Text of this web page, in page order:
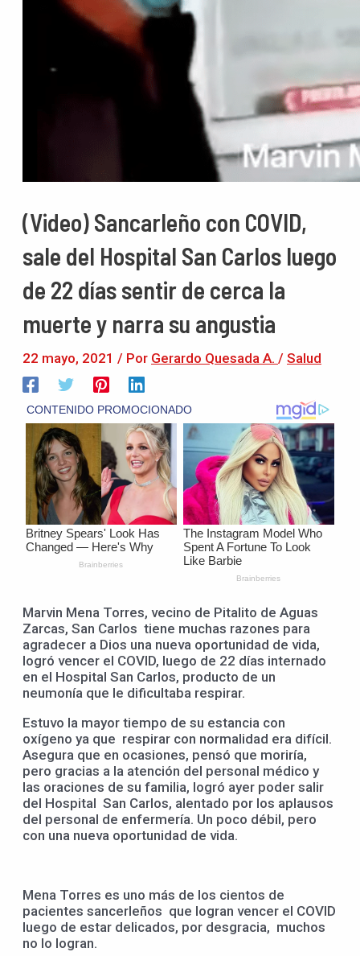
(Video) Sancarleño con COVID,
sale del Hospital San Carlos luego
de 22 días sentir de cerca la
muerte y narra su angustia
22 mayo, 2021 / Por Gerardo Quesada A. / Salud
Marvin Mena Torres, vecino de Pitalito de Aguas
Zarcas, San Carlos tiene muchas razones para
agradecer a Dios una nueva oportunidad de vida,
logró vencer el COVID, luego de 22 días internado
en el Hospital San Carlos, producto de un
neumonía que le dificultaba respirar.
Estuvo la mayor tiempo de su estancia con
oxígeno ya que respirar con normalidad era difícil.
Asegura que en ocasiones, pensó que moriría,
pero gracias a la atención del personal médico y
las oraciones de su familia, logró ayer poder salir
del Hospital San Carlos, alentado por los aplausos
del personal de enfermería. Un poco débil, pero
con una nueva oportunidad de vida.
Mena Torres es uno más de los cientos de
pacientes sancerleños que logran vencer el COVID
luego de estar delicados, por desgracia, muchos
no lo logran.